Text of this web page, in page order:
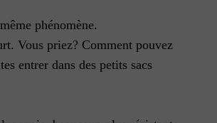
phénomène.
Vous priez? Comment pouvez
entrer dans des petits sacs